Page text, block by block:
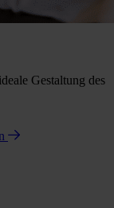
Gestaltung des